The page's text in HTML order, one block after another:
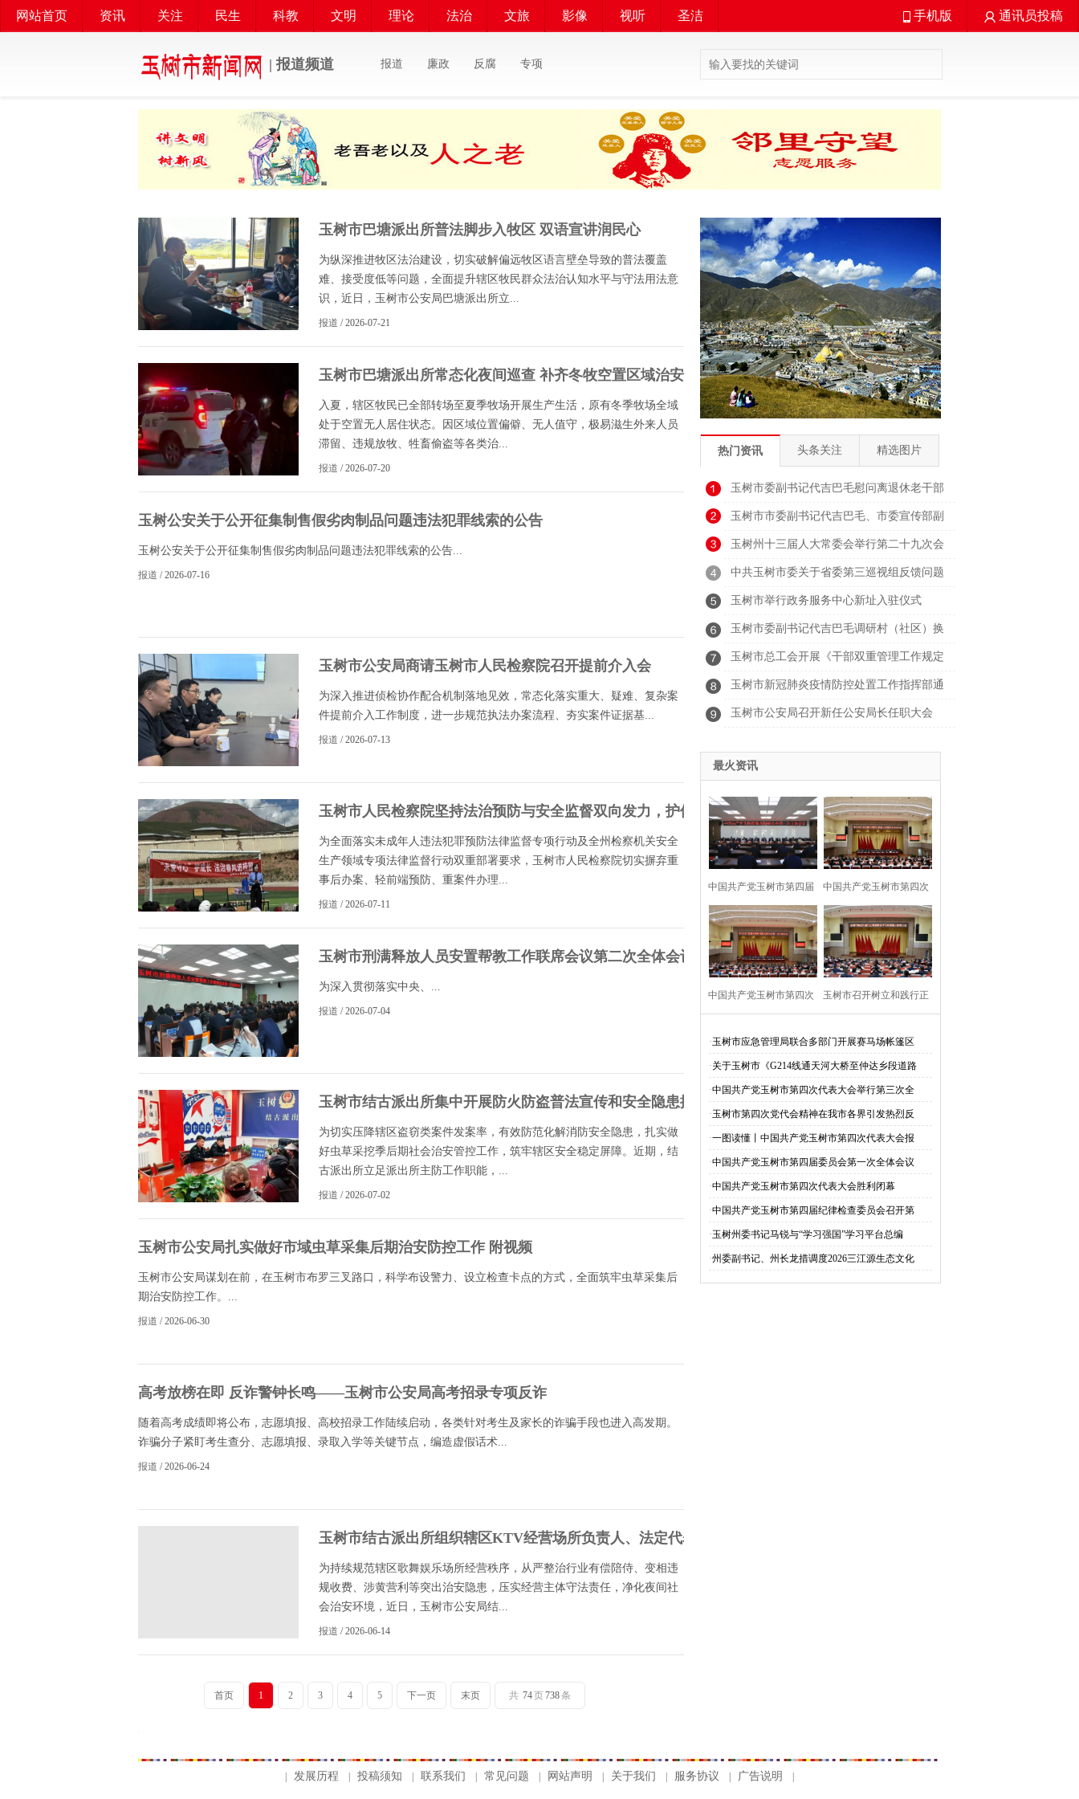
网站首页 资讯 关注 民生 科教 文明 理论 法治 文旅 影像 视听 圣洁 通讯员投稿
手机版
| 报道频道 报道 廉政 反腐 专项
玉树市巴塘派出所普法脚步入牧区 双语宣讲润民心
为纵深推进牧区法治建设，切实破解偏远牧区语言壁垒导致的普法覆盖
难、接受度低等问题，全面提升辖区牧民群众法治认知水平与守法用法意
识，近日，玉树市公安局巴塘派出所立...
报道 / 2026-07-21
玉树市巴塘派出所常态化夜间巡查 补齐冬牧空置区域治安短板
入夏，辖区牧民已全部转场至夏季牧场开展生产生活，原有冬季牧场全域
处于空置无人居住状态。因区域位置偏僻、无人值守，极易滋生外来人员
滞留、违规放牧、牲畜偷盗等各类治...
报道 / 2026-07-20
玉树公安关于公开征集制售假劣肉制品问题违法犯罪线索的公告
玉树公安关于公开征集制售假劣肉制品问题违法犯罪线索的公告...
报道 / 2026-07-16
玉树市公安局商请玉树市人民检察院召开提前介入会
为深入推进侦检协作配合机制落地见效，常态化落实重大、疑难、复杂案
件提前介入工作制度，进一步规范执法办案流程、夯实案件证据基...
报道 / 2026-07-13
玉树市人民检察院坚持法治预防与安全监督双向发力，护佑偏远
牧区未成年儿童安全成长
为全面落实未成年人违法犯罪预防法律监督专项行动及全州检察机关安全
生产领域专项法律监督行动双重部署要求，玉树市人民检察院切实摒弃重
事后办案、轻前端预防、重案件办理...
报道 / 2026-07-11
玉树市刑满释放人员安置帮教工作联席会议第二次全体会议召开
为深入贯彻落实中央、...
报道 / 2026-07-04
玉树市结古派出所集中开展防火防盗普法宣传和安全隐患排查工
作
为切实压降辖区盗窃类案件发案率，有效防范化解消防安全隐患，扎实做
好虫草采挖季后期社会治安管控工作，筑牢辖区安全稳定屏障。近期，结
古派出所立足派出所主防工作职能，...
报道 / 2026-07-02
玉树市公安局扎实做好市域虫草采集后期治安防控工作 附视频
玉树市公安局谋划在前，在玉树市布罗三叉路口，科学布设警力、设立检查卡点的方式，全面筑牢虫草采集后
期治安防控工作。...
报道 / 2026-06-30
高考放榜在即 反诈警钟长鸣——玉树市公安局高考招录专项反诈
预警
随着高考成绩即将公布，志愿填报、高校招录工作陆续启动，各类针对考生及家长的诈骗手段也进入高发期。
诈骗分子紧盯考生查分、志愿填报、录取入学等关键节点，编造虚假话术...
报道 / 2026-06-24
玉树市结古派出所组织辖区KTV经营场所负责人、法定代表人召
开专项警示约谈会
为持续规范辖区歌舞娱乐场所经营秩序，从严整治行业有偿陪侍、变相违
规收费、涉黄营利等突出治安隐患，压实经营主体守法责任，净化夜间社
会治安环境，近日，玉树市公安局结...
报道 / 2026-06-14
首页 1 2 3 4 5 下一页 末页 共 74页738条
热门资讯 头条关注 精选图片
玉树市委副书记代吉巴毛慰问离退休老干部
玉树市市委副书记代吉巴毛、市委宣传部副
部长
玉树州十三届人大常委会举行第二十九次会
议
中共玉树市委关于省委第三巡视组反馈问题
整改
玉树市举行政务服务中心新址入驻仪式
玉树市委副书记代吉巴毛调研村（社区）换
届时
玉树市总工会开展《干部双重管理工作规定
（试
玉树市新冠肺炎疫情防控处置工作指挥部通
告（
玉树市公安局召开新任公安局长任职大会
最火资讯
中国共产党玉树市第四届
委员会第一次
中国共产党玉树市第四次
代表大会胜利
中国共产党玉树市第四次 玉树市召开树立和践行正
·玉树市应急管理局联合多部门开展赛马场帐篷区
·关于玉树市《G214线通天河大桥至仲达乡段道路
·中国共产党玉树市第四次代表大会举行第三次全
·玉树市第四次党代会精神在我市各界引发热烈反
·一图读懂丨中国共产党玉树市第四次代表大会报
·中国共产党玉树市第四届委员会第一次全体会议
·中国共产党玉树市第四次代表大会胜利闭幕
·中国共产党玉树市第四届纪律检查委员会召开第
·玉树州委书记马锐与“学习强国”学习平台总编
·州委副书记、州长龙措调度2026三江源生态文化
| 发展历程 | 投稿须知 | 联系我们 | 常见问题 | 网站声明 | 关于我们 | 服务协议 | 广告说明 |